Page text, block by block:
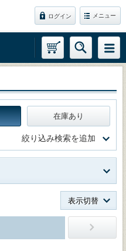
ログイン メニュー
在庫あり
絞り込み検索を追加
表示切替